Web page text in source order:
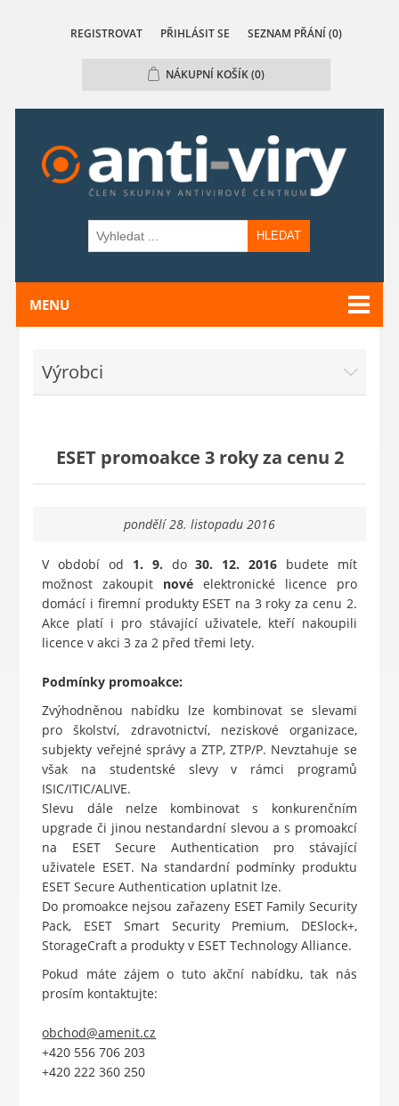
REGISTROVAT PŘIHLÁSIT SE SEZNAM PŘÁNÍ (0)
NÁKUPNÍ KOŠÍK(0)
HLEDAT
MENU
Výrobci
ESET promoakce 3 roky za cenu 2
pondělí 28. listopadu 2016
V období od 1. 9. do30. 12. 2016 budete mít
možnost zakoupit nové elektronické licence pro
domácí i firemní produkty ESET na 3 roky za cenu 2.
Akce platí i pro stávající uživatele, kteří nakoupili
licence v akci 3 za 2 před třemi lety.
Podmínky promoakce:
Zvýhodněnou nabídku lze kombinovat se slevami
pro školství, zdravotnictví, neziskové organizace,
subjekty veřejné správy a ZTP, ZTP/P. Nevztahuje se
však na studentské slevy v rámci programů
ISIC/ITIC/ALIVE.
Slevu dále nelze kombinovat s konkurenčním
upgrade či jinou nestandardní slevou a s promoakcí
na ESET Secure Authentication pro stávající
uživatele ESET. Na standardní podmínky produktu
ESET Secure Authentication uplatnit lze.
Do promoakce nejsou zařazeny ESET Family Security
Pack, ESET Smart Security Premium, DESlock+,
StorageCraft a produkty v ESET Technology Alliance.
Pokud máte zájem o tuto akční nabídku, tak nás
prosím kontaktujte:
obchod@amenit.cz
+420 556 706 203
+420 222 360 250